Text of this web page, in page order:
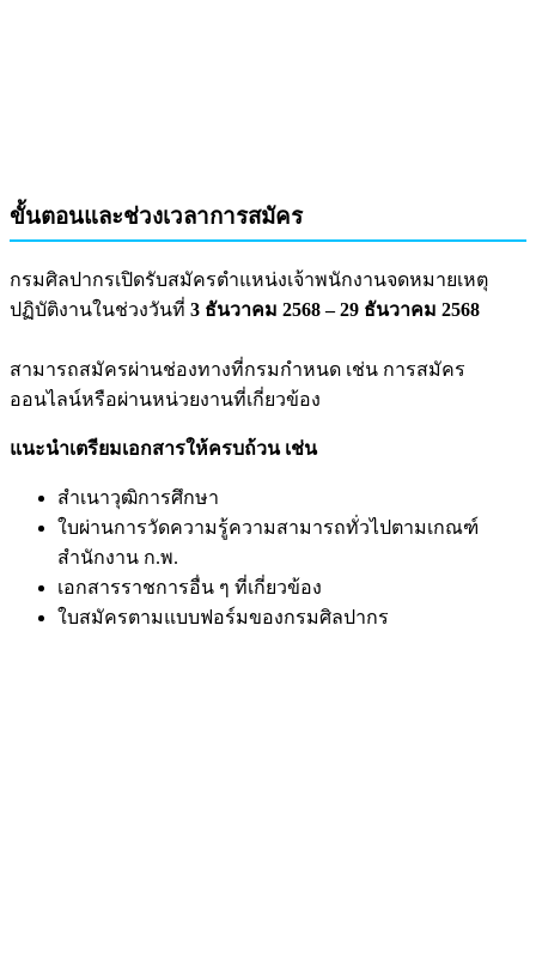
ขั้นตอนและช่วงเวลาการสมัคร
กรมศิลปากรเปิดรับสมัครตำแหน่งเจ้าพนักงานจดหมายเหตุ
ปฏิบัติงานในช่วงวันที่ 3 ธันวาคม 2568 – 29 ธันวาคม 2568
สามารถสมัครผ่านช่องทางที่กรมกำหนด เช่น การสมัคร
ออนไลน์หรือผ่านหน่วยงานที่เกี่ยวข้อง
แนะนำเตรียมเอกสารให้ครบถ้วน เช่น
สำเนาวุฒิการศึกษา
ใบผ่านการวัดความรู้ความสามารถทั่วไปตามเกณฑ์
สำนักงาน ก.พ.
เอกสารราชการอื่น ๆ ที่เกี่ยวข้อง
ใบสมัครตามแบบฟอร์มของกรมศิลปากร